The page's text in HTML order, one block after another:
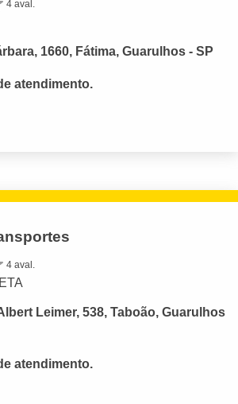
4 aval.
1660, Fátima, Guarulhos - SP
atendimento.
4 aval.
Leimer, 538, Taboão, Guarulhos
atendimento.